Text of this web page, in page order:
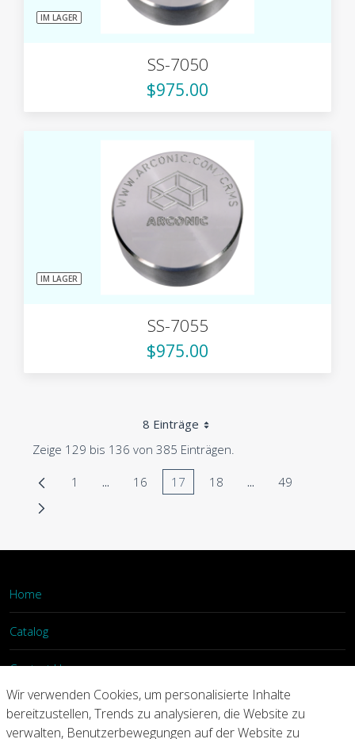
IM LAGER
SS-7050
$975.00
IM LAGER
SS-7055
$975.00
8 Einträge
Zeige 129 bis 136 von 385 Einträgen.
Seite
1 ...Zwischenseiten Navigieren mit TAB-Taste.
Seite
16 Seite
17 Seite
18 ...Zwischenseiten
Seite
49
Home
Catalog
Contact Us
Login
Wir verwenden Cookies, um personalisierte Inhalte
bereitzustellen, Trends zu analysieren, die Website zu
verwalten, Benutzerbewegungen auf der Website zu